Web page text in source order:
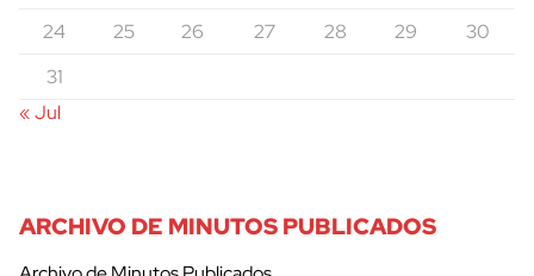
24
25 26 27 28 29
30
31
« Jul
ARCHIVO DE MINUTOS PUBLICADOS